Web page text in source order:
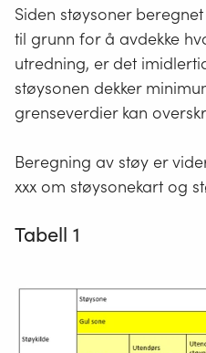
Siden støysoner
til grunn for å avdekke
utredning, er det
støysonen dekker
grenseverdier kan
Beregning av støy er
xxx om støysonekart og
Tabell 1